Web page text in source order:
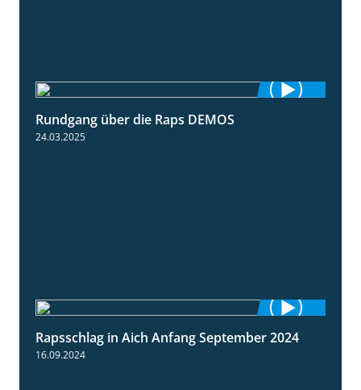
Rundgang über die Raps DEMOS
24.03.2025
1:50
Rapsschlag in Aich Anfang September 2024
16.09.2024